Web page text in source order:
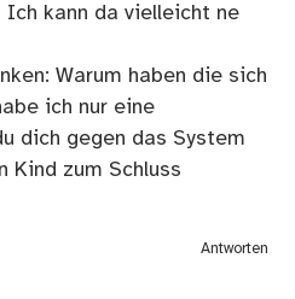
kann da vielleicht ne
Warum haben die sich
ich nur eine
dich gegen das System
Kind zum Schluss
Antworten